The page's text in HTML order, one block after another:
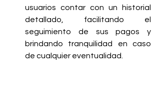
usuarios contar con un historial
detallado, facilitando el
seguimiento de sus pagos y
brindando tranquilidad en caso
de cualquier eventualidad.